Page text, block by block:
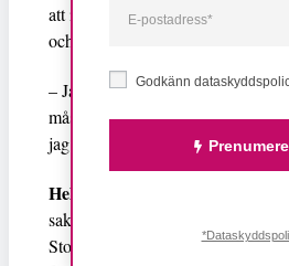
att inte stanna vid att tala om
och att det ibland kan handla om
– Jag som vit man måste också
måste inte vara med och fatta
jag och alla andra vita män inom
Helen Alpstig
sakkunnig på barn- och
Stockholmsidrotten, berättade att
Godkänn